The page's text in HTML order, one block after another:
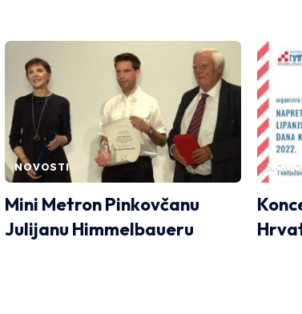
NOVOSTI
Mini Metron Pinkovčanu
Julijanu Himmelbaueru